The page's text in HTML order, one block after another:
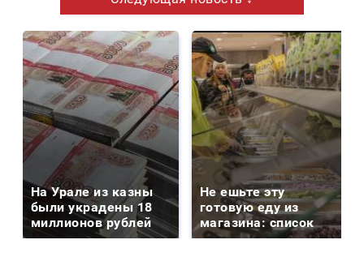
На Урале из казны
были украдены 18
миллионов рублей
Не ешьте эту
готовую еду из
магазина: список